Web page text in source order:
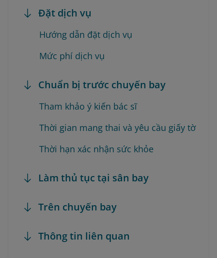
Đặt dịch vụ
Hướng dẫn đặt dịch vụ
Mức phí dịch vụ
Chuẩn bị trước chuyến bay
Tham khảo ý kiến bác sĩ
Thời gian mang thai và yêu cầu giấy tờ
Thời hạn xác nhận sức khỏe
Làm thủ tục tại sân bay
Trên chuyến bay
Thông tin liên quan